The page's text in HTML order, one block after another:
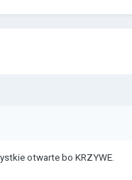
otwarte bo KRZYWE.